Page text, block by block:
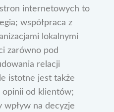
internetowych to
współpraca z
lokalnymi
zarówno pod
relacji
istotne jest także
od klientów;
wpływ na decyzje